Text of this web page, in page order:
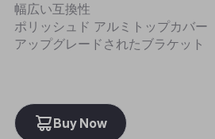
幅広い互換性
ポリッシュド アルミトップカバー
アップグレードされたブラケット
Buy Now